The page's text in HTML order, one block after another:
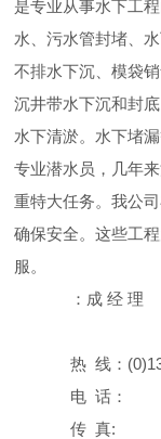
是专业从事水下工
水、污水管封堵、
不排水下沉、模袋
沉井带水下沉和封
水下清淤。水下堵
专业潜水员，几年
重特大任务。我公
确保安全。这些工
服。
：成 经 理
热 线：(0)133
电 话：
传 真: